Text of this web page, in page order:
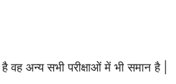
अन्य सभी परीक्षाओं में भी समान है |